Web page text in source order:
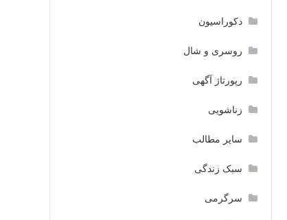
دکوراسیون
روسری و شال
رپورتاژ آگهی
زناشویی
سایر مطالب
سبک زندگی
سرگرمی